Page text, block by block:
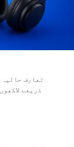
تعارف
ذریعے